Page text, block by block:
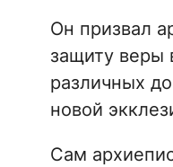
Он призвал
защиту веры
различных
новой
Сам